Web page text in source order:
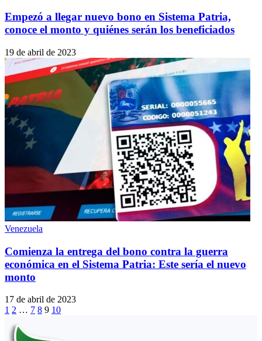
Empezó a llegar nuevo bono en Sistema Patria,
conoce el monto y quiénes serán los beneficiados
19 de abril de 2023
Venezuela
Comienza la entrega del bono contra la guerra
económica en el Sistema Patria: Este sería el nuevo
monto
17 de abril de 2023
1 2 … 7 8 9 10